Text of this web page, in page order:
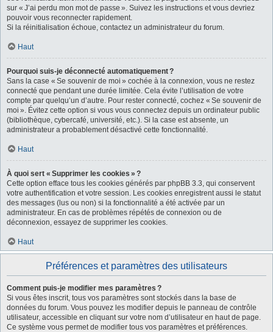
sur « J’ai perdu mon mot de passe ». Suivez les instructions et vous devriez
pouvoir vous reconnecter rapidement.
Si la réinitialisation échoue, contactez un administrateur du forum.
Haut
Pourquoi suis-je déconnecté automatiquement ?
Sans la case « Se souvenir de moi » cochée à la connexion, vous ne restez
connecté que pendant une durée limitée. Cela évite l’utilisation de votre
compte par quelqu’un d’autre. Pour rester connecté, cochez « Se souvenir de
moi ». Évitez cette option si vous vous connectez depuis un ordinateur public
(bibliothèque, cybercafé, université, etc.). Si la case est absente, un
administrateur a probablement désactivé cette fonctionnalité.
Haut
À quoi sert « Supprimer les cookies » ?
Cette option efface tous les cookies générés par phpBB 3.3, qui conservent
votre authentification et votre session. Les cookies enregistrent aussi le statut
des messages (lus ou non) si la fonctionnalité a été activée par un
administrateur. En cas de problèmes répétés de connexion ou de
déconnexion, essayez de supprimer les cookies.
Haut
Préférences et paramètres des utilisateurs
Comment puis-je modifier mes paramètres ?
Si vous êtes inscrit, tous vos paramètres sont stockés dans la base de
données du forum. Vous pouvez les modifier depuis le panneau de contrôle
utilisateur, accessible en cliquant sur votre nom d’utilisateur en haut de page.
Ce système vous permet de modifier tous vos paramètres et préférences.